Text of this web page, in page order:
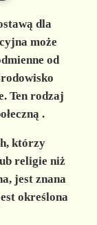
dla
może
od
Ten rodzaj
.
którzy
religie niż
jest znana
określona